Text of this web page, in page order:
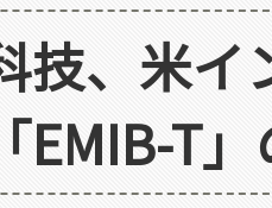
技、米イ
EMIB-T